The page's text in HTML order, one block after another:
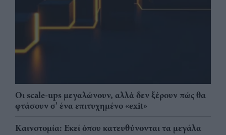
Οι scale-ups μεγαλώνουν, αλλά δεν ξέρουν πώς θα
φτάσουν σ' ένα επιτυχημένο «exit»
Καινοτομία: Εκεί όπου κατευθύνονται τα μεγάλα